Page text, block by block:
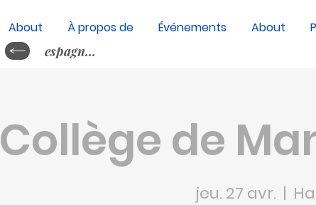
About À propos de Événements About
espagnol&nbsp;?
Collège de
jeu. 27 avr.
  |